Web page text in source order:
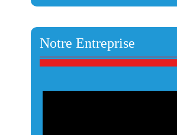
Notre Entreprise